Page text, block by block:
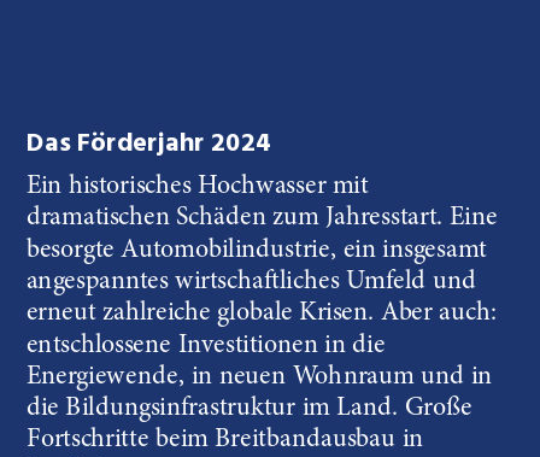
Das Förderjahr 2024
Ein historisches Hochwasser mit
dramatischen Schäden zum Jahresstart. Eine
besorgte Automobilindustrie, ein insgesamt
angespanntes wirtschaftliches Umfeld und
erneut zahlreiche globale Krisen. Aber auch:
entschlossene Investitionen in die
Energiewende, in neuen Wohnraum und in
die Bildungsinfrastruktur im Land. Große
Fortschritte beim Breitbandausbau in